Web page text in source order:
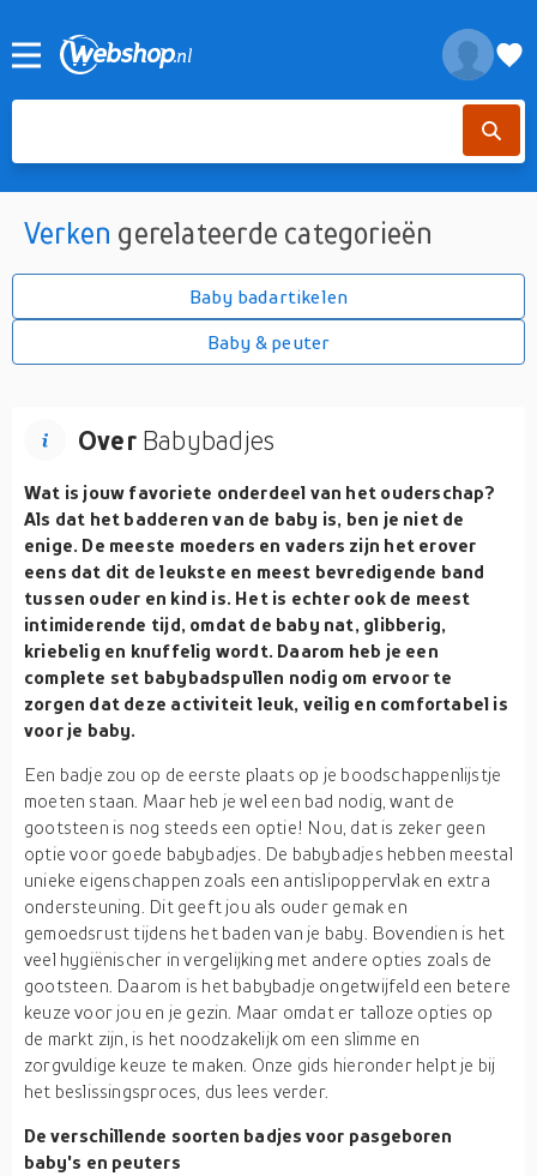
Verken gerelateerde categorieën
Baby badartikelen
Baby & peuter
OverBabybadjes
Wat is jouw favoriete onderdeel van het ouderschap?
Als dat het badderen van de baby is, ben je niet de
enige. De meeste moeders en vaders zijn het erover
eens dat dit de leukste en meest bevredigende band
tussen ouder en kind is. Het is echter ook de meest
intimiderende tijd, omdat de baby nat, glibberig,
kriebelig en knuffelig wordt. Daarom heb je een
complete set babybadspullen nodig om ervoor te
zorgen dat deze activiteit leuk, veilig en comfortabel is
voor je baby.
Een badje zou op de eerste plaats op je boodschappenlijstje
moeten staan. Maar heb je wel een bad nodig, want de
gootsteen is nog steeds een optie! Nou, dat is zeker geen
optie voor goede babybadjes. De babybadjes hebben meestal
unieke eigenschappen zoals een antislipoppervlak en extra
ondersteuning. Dit geeft jou als ouder gemak en
gemoedsrust tijdens het baden van je baby. Bovendien is het
veel hygiënischer in vergelijking met andere opties zoals de
gootsteen. Daarom is het babybadje ongetwijfeld een betere
keuze voor jou en je gezin. Maar omdat er talloze opties op
de markt zijn, is het noodzakelijk om een slimme en
zorgvuldige keuze te maken. Onze gids hieronder helpt je bij
het beslissingsproces, dus lees verder.
De verschillende soorten badjes voor pasgeboren
baby's en peuters